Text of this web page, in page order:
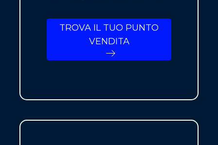
TROVA IL TUO PUNTO
VENDITA